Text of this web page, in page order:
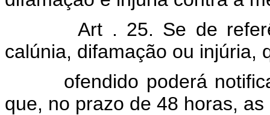
Art . 25. Se de
calúnia, difamação ou injúria,
ofendido poderá notificar
que, no prazo de 48 horas, as